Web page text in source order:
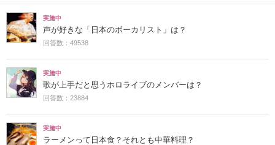
実施中
声が好きな「日本のボーカリスト」は？
回答数：49538
実施中
歌が上手だと思うホロライブのメンバーは？
回答数：23884
実施中
ラーメンって日本食？それとも中華料理？